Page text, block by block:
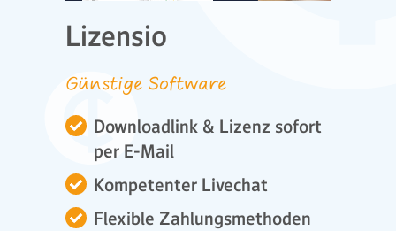
Lizensio
Günstige Software
Downloadlink & Lizenz sofort
per E-Mail
Kompetenter Livechat
Flexible Zahlungsmethoden